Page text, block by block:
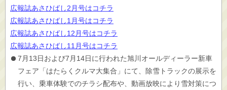
広報誌あさひばし2月号はコチラ
広報誌あさひばし1月号はコチラ
広報誌あさひばし12月号はコチラ
広報誌あさひばし11月号はコチラ
7月13日および7月14日に行われた旭川オールディーラー新車
フェア「はたらくクルマ大集合」にて、除雪トラックの展示を
行い、乗車体験でのチラシ配布や、動画放映により雪対策につ